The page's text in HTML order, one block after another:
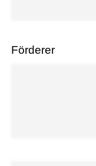
Förderer